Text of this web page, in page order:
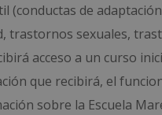
de
trastornos sexuales,
acceso a un curso
que recibirá, el
sobre la Escuela